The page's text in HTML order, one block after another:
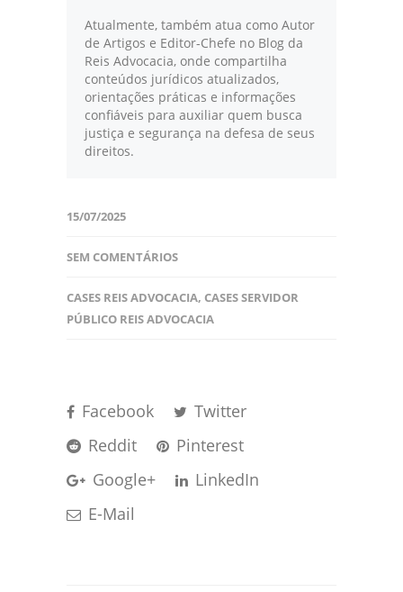
Atualmente, também atua como Autor
de Artigos e Editor-Chefe no Blog da
Reis Advocacia, onde compartilha
conteúdos jurídicos atualizados,
orientações práticas e informações
confiáveis para auxiliar quem busca
justiça e segurança na defesa de seus
direitos.
15/07/2025
SEM COMENTÁRIOS
CASES REIS ADVOCACIA, CASES SERVIDOR
PÚBLICO REIS ADVOCACIA
Facebook
Twitter
Reddit
Pinterest
Google+
LinkedIn
E-Mail